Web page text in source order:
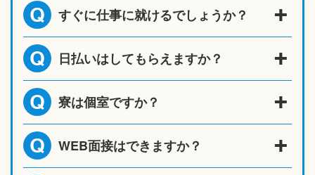
Q すぐに仕事に就けるでしょうか？
Q 日払いはしてもらえますか？
Q 寮は個室ですか？
Q WEB面接はできますか？